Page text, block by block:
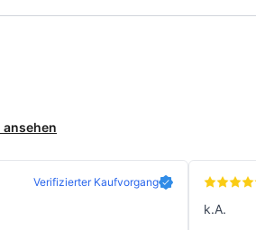
Verifizierter Kaufvorgang
k.A.